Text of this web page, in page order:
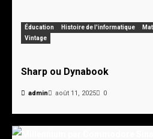
Éducation Histoire de l'informatique
Vintage
Sharp ou Dynabook
admin août 11, 2025 0